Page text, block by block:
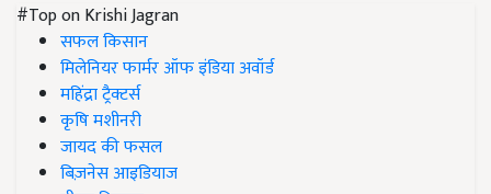
#Top on Krishi Jagran
सफल किसान
मिलेनियर फार्मर ऑफ इंडिया अवॉर्ड
महिंद्रा ट्रैक्टर्स
कृषि मशीनरी
जायद की फसल
बिज़नेस आइडियाज